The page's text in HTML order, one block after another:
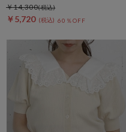
￥5,720 60％OFF
￥14,300